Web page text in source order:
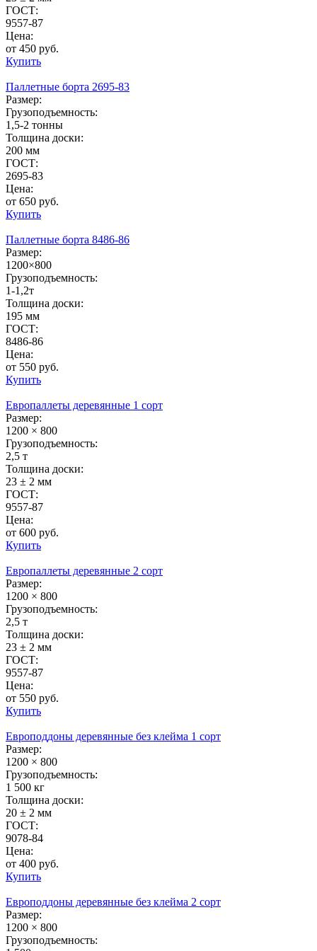
ГОСТ:
9557-87
Цена:
от 450 руб.
Купить
Паллетные борта 2695-83
Размер:
Грузоподъемность:
1,5-2 тонны
Толщина доски:
200 мм
ГОСТ:
2695-83
Цена:
от 650 руб.
Купить
Паллетные борта 8486-86
Размер:
1200×800
Грузоподъемность:
1-1,2т
Толщина доски:
195 мм
ГОСТ:
8486-86
Цена:
от 550 руб.
Купить
Европаллеты деревянные 1 сорт
Размер:
1200 × 800
Грузоподъемность:
2,5 т
Толщина доски:
23 ± 2 мм
ГОСТ:
9557-87
Цена:
от 600 руб.
Купить
Европаллеты деревянные 2 сорт
Размер:
1200 × 800
Грузоподъемность:
2,5 т
Толщина доски:
23 ± 2 мм
ГОСТ:
9557-87
Цена:
от 550 руб.
Купить
Европоддоны деревянные без клейма 1 сорт
Размер:
1200 × 800
Грузоподъемность:
1 500 кг
Толщина доски:
20 ± 2 мм
ГОСТ:
9078-84
Цена:
от 400 руб.
Купить
Европоддоны деревянные без клейма 2 сорт
Размер:
1200 × 800
Грузоподъемность: